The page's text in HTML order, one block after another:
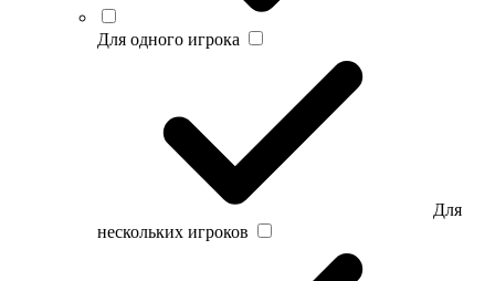
Для одного игрока
Для
нескольких игроков